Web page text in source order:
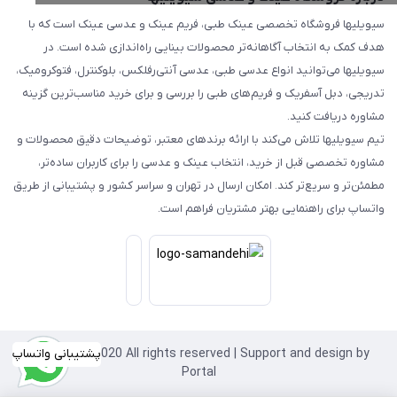
سیویلیها فروشگاه تخصصی عینک طبی، فریم عینک و عدسی عینک است که با
هدف کمک به انتخاب آگاهانه‌تر محصولات بینایی راه‌اندازی شده است. در
سیویلیها می‌توانید انواع عدسی طبی، عدسی آنتی‌رفلکس، بلوکنترل، فتوکرومیک،
تدریجی، دبل آسفریک و فریم‌های طبی را بررسی و برای خرید مناسب‌ترین گزینه
مشاوره دریافت کنید.
تیم سیویلیها تلاش می‌کند با ارائه برندهای معتبر، توضیحات دقیق محصولات و
مشاوره تخصصی قبل از خرید، انتخاب عینک و عدسی را برای کاربران ساده‌تر،
مطمئن‌تر و سریع‌تر کند. امکان ارسال در تهران و سراسر کشور و پشتیبانی از طریق
واتساپ برای راهنمایی بهتر مشتریان فراهم است.
پشتیبانی واتساپ
Copyright©2020 All rights reserved | Support and design by
Portal